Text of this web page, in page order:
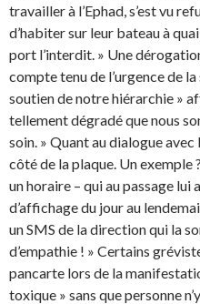
travailler à l’Ephad, s’est vu
d’habiter sur leur bateau à
port l’interdit. » Une
compte tenu de l’urgence de
soutien de notre hiérarchie »
tellement dégradé que nous
soin. » Quant au dialogue
côté de la plaque. Un exemple
un horaire – qui au passage lui
d’affichage du jour au
un SMS de la direction qui la
d’empathie ! » Certains
pancarte lors de la
toxique » sans que personne